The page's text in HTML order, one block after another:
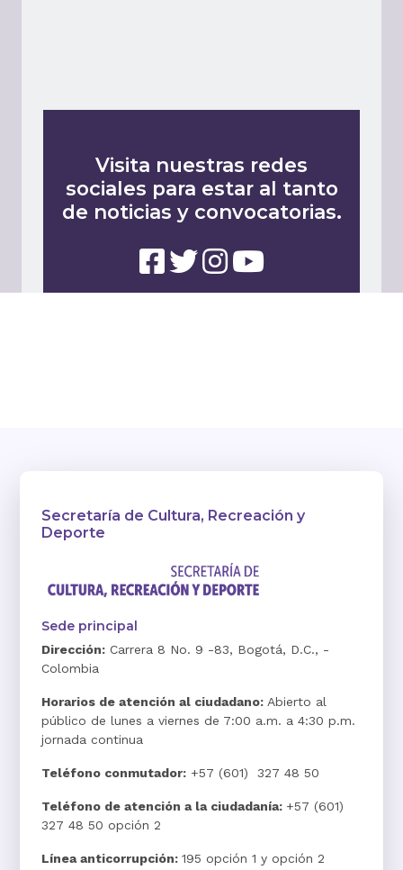
Visita nuestras redes
sociales para estar al tanto
de noticias y convocatorias.
Secretaría de Cultura, Recreación y
Deporte
Sede principal
Dirección: Carrera 8 No. 9 -83, Bogotá, D.C., -
Colombia
Horarios de atención al ciudadano:Abierto al
público de lunes a viernes de 7:00 a.m. a 4:30 p.m.
jornada continua
Teléfono conmutador: +57 (601) 327 48 50
Teléfono de atención a la ciudadanía: +57 (601)
327 48 50 opción 2
Línea anticorrupción:195 opción 1 y opción 2